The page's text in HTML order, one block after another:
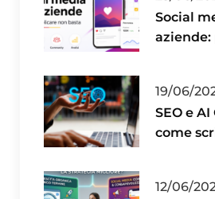
Social
aziende:
19/06/
SEO e
come
12/06/